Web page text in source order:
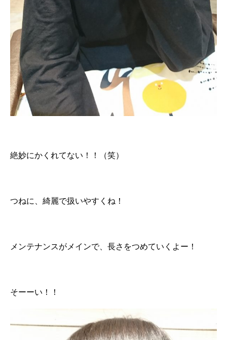
絶妙にかくれてない！！（笑）
つねに、綺麗で扱いやすくね！
メンテナンスがメインで、長さをつめていくよー！
そーーい！！